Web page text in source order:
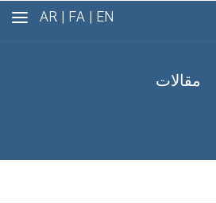
EN |
FA |
AR
مقالات